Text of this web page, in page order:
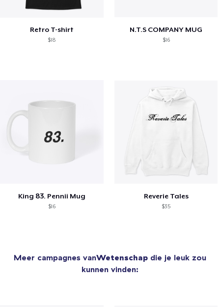
Retro T-shirt
$18
N.T.S COMPANY MUG
$16
King 83. Pennii Mug
$16
Reverie Tales
$35
Meer campagnes vanWetenschap die je leuk zou
kunnen vinden: